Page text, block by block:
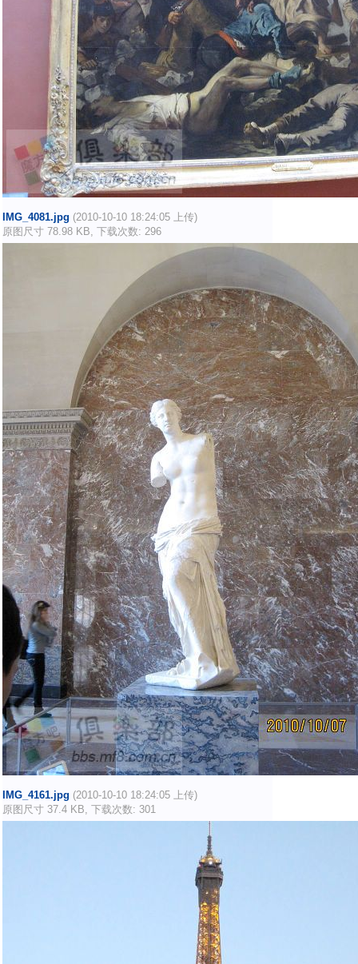
IMG_4081.jpg (2010-10-10 18:24:05 上传)
原图尺寸 78.98 KB, 下载次数: 296
IMG_4161.jpg (2010-10-10 18:24:05 上传)
原图尺寸 37.4 KB, 下载次数: 301